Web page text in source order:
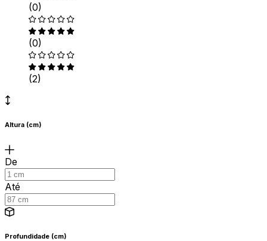
(0)
(0)
(2)
Altura (cm)
De
Até
Profundidade (cm)